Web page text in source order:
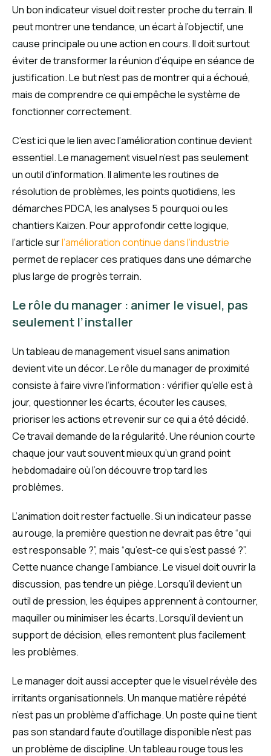
Un bon indicateur visuel doit rester proche du terrain. Il
peut montrer une tendance, un écart à l’objectif, une
cause principale ou une action en cours. Il doit surtout
éviter de transformer la réunion d’équipe en séance de
justification. Le but n’est pas de montrer qui a échoué,
mais de comprendre ce qui empêche le système de
fonctionner correctement.
C’est ici que le lien avec l’amélioration continue devient
essentiel. Le management visuel n’est pas seulement
un outil d’information. Il alimente les routines de
résolution de problèmes, les points quotidiens, les
démarches PDCA, les analyses 5 pourquoi ou les
chantiers Kaizen. Pour approfondir cette logique,
l’article surl’amélioration continue dans l’industrie
permet de replacer ces pratiques dans une démarche
plus large de progrès terrain.
Le rôle du manager : animer le visuel, pas
seulement l’installer
Un tableau de management visuel sans animation
devient vite un décor. Le rôle du manager de proximité
consiste à faire vivre l’information : vérifier qu’elle est à
jour, questionner les écarts, écouter les causes,
prioriser les actions et revenir sur ce qui a été décidé.
Ce travail demande de la régularité. Une réunion courte
chaque jour vaut souvent mieux qu’un grand point
hebdomadaire où l’on découvre trop tard les
problèmes.
L’animation doit rester factuelle. Si un indicateur passe
au rouge, la première question ne devrait pas être “qui
est responsable ?”, mais “qu’est-ce qui s’est passé ?”.
Cette nuance change l’ambiance. Le visuel doit ouvrir la
discussion, pas tendre un piège. Lorsqu’il devient un
outil de pression, les équipes apprennent à contourner,
maquiller ou minimiser les écarts. Lorsqu’il devient un
support de décision, elles remontent plus facilement
les problèmes.
Le manager doit aussi accepter que le visuel révèle des
irritants organisationnels. Un manque matière répété
n’est pas un problème d’affichage. Un poste qui ne tient
pas son standard faute d’outillage disponible n’est pas
un problème de discipline. Un tableau rouge tous les